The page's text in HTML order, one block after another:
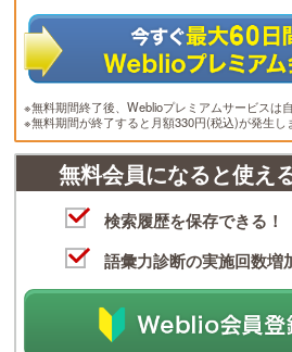
※無料期間終了後、Weblioプレミアムサービスは
※無料期間が終了すると月額330円(税込)が発生し
無料会員になると使え
検索履歴を保存できる！
語彙力診断の実施回数増